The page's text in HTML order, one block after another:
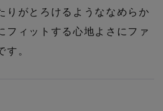
りがとろけるようななめらか
フィットする心地よさにファ
す。